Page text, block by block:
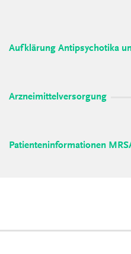
Aufklärung Antipsychotika
Arzneimittelversorgung
Patienteninformationen